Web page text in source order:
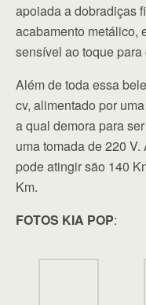
apoiada a dobradiças
acabamento metálico,
sensível ao toque
Além de toda essa
cv, alimentado por
a qual demora para
uma tomada de 220
pode atingir são 140
Km.
FOTOS KIA POP: